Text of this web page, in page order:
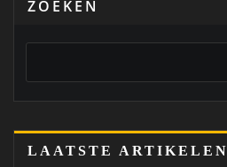
ZOEKEN
LAATSTE ARTIKELEN